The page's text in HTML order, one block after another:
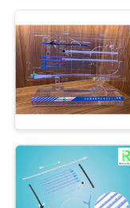
МЫ
СПРОСИТЕ
ЦИТАТУ
КАРТА
САЙТА
ПКНЛ